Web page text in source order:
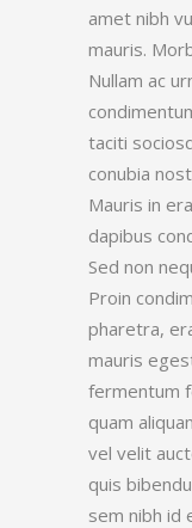
amet nibh
mauris.
Nullam ac
taciti
conubia
Mauris in
dapibus
Sed non
Proin
pharetra,
mauris
fermentum
quam
vel velit
quis
sem nibh id